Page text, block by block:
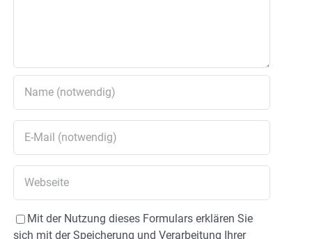
Mit der Nutzung dieses Formulars erklären Sie
sich mit der Speicherung und Verarbeitung Ihrer